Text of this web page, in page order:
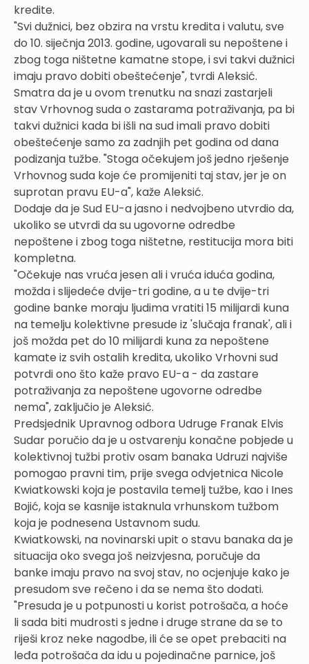
kredite.
"Svi dužnici, bez obzira na vrstu kredita i valutu, sve
do 10. siječnja 2013. godine, ugovarali su nepoštene i
zbog toga ništetne kamatne stope, i svi takvi dužnici
imaju pravo dobiti obeštećenje", tvrdi Aleksić.
Smatra da je u ovom trenutku na snazi zastarjeli
stav Vrhovnog suda o zastarama potraživanja, pa bi
takvi dužnici kada bi išli na sud imali pravo dobiti
obeštećenje samo za zadnjih pet godina od dana
podizanja tužbe. "Stoga očekujem još jedno rješenje
Vrhovnog suda koje će promijeniti taj stav, jer je on
suprotan pravu EU-a", kaže Aleksić.
Dodaje da je Sud EU-a jasno i nedvojbeno utvrdio da,
ukoliko se utvrdi da su ugovorne odredbe
nepoštene i zbog toga ništetne, restitucija mora biti
kompletna.
"Očekuje nas vruća jesen ali i vruća iduća godina,
možda i slijedeće dvije-tri godine, a u te dvije-tri
godine banke moraju ljudima vratiti 15 milijardi kuna
na temelju kolektivne presude iz 'slučaja franak', ali i
još možda pet do 10 milijardi kuna za nepoštene
kamate iz svih ostalih kredita, ukoliko Vrhovni sud
potvrdi ono što kaže pravo EU-a - da zastare
potraživanja za nepoštene ugovorne odredbe
nema", zaključio je Aleksić.
Predsjednik Upravnog odbora Udruge Franak Elvis
Sudar poručio da je u ostvarenju konačne pobjede u
kolektivnoj tužbi protiv osam banaka Udruzi najviše
pomogao pravni tim, prije svega odvjetnica Nicole
Kwiatkowski koja je postavila temelj tužbe, kao i Ines
Bojić, koja se kasnije istaknula vrhunskom tužbom
koja je podnesena Ustavnom sudu.
Kwiatkowski, na novinarski upit o stavu banaka da je
situacija oko svega još neizvjesna, poručuje da
banke imaju pravo na svoj stav, no ocjenjuje kako je
presudom sve rečeno i da se nema što dodati.
"Presuda je u potpunosti u korist potrošača, a hoće
li sada biti mudrosti s jedne i druge strane da se to
riješi kroz neke nagodbe, ili će se opet prebaciti na
leđa potrošača da idu u pojedinačne parnice, još